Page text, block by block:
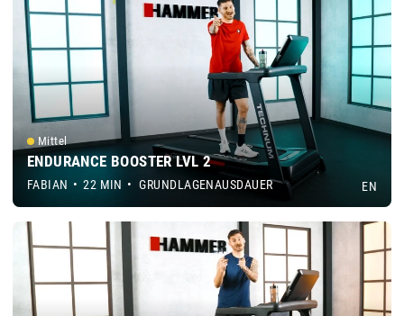
FABIAN • 22 MIN • GRUNDLAGENAUSDAUER EN
ENDURANCE BOOSTER LVL 2
Mittel